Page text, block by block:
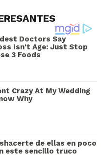
Doctors Say
Isn't Age: Just Stop
3 Foods
Crazy At My Wedding
Why
de ellas en poco
este sencillo truco